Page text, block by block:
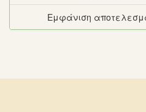
Εμφάνιση